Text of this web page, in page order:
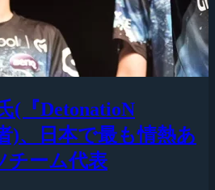
(『DetonatioN
)、日本で最も情熱あ
チーム代表